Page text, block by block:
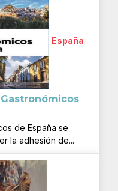
España
de España se
la adhesión de...